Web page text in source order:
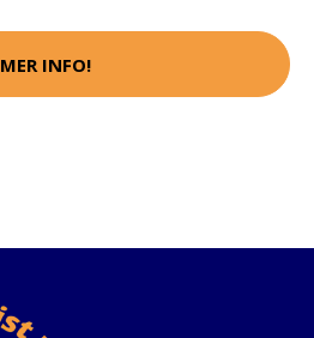
MER INFO!